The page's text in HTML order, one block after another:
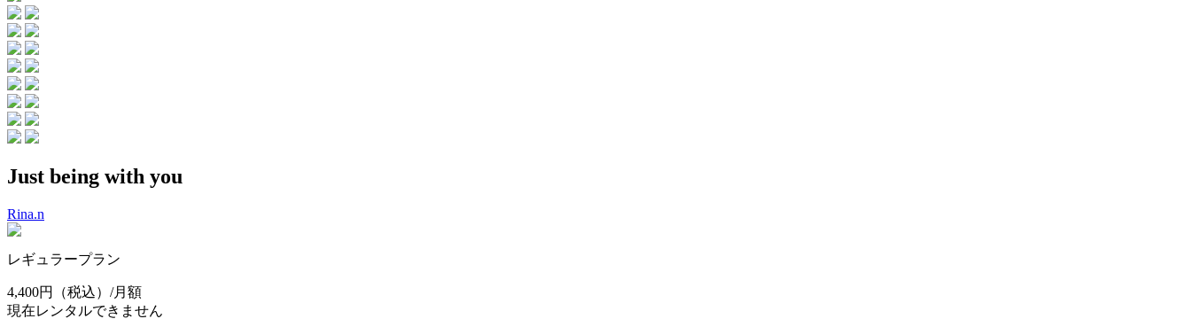
Just being with you
Rina.n
レギュラープラン
4,400円
（税込）/月額
現在レンタルできません